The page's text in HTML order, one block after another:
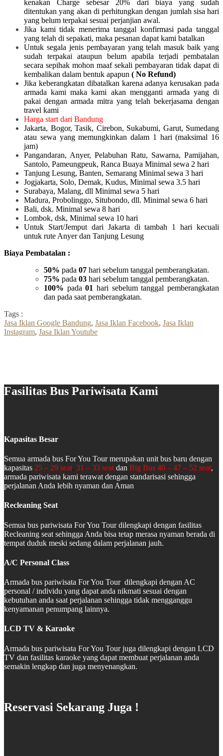
kenakan Charge sebesar 20% dari biaya yang sudah
ditentukan yang akan di perhitungkan dengan jumlah sisa hari
yang belum terpakai sesuai perjanjian awal.
Jika kami tidak menerima tanggal konfirmasi pada tanggal
yang telah di sepakati, maka pesanan dapat kami batalkan
Untuk segala jenis pembayaran yang telah masuk baik yang
sudah terpakai ataupun belum apabila terjadi pembatalan
secara sepihak mohon maaf sekali pembayaran tidak dapat di
kembalikan dalam bentuk apapun ( No Refund)
Jika keberangkatan dibatalkan karena adanya kerusakan pada
armada kami maka kami akan mengganti armada yang di
pakai dengan armada mitra yang telah bekerjasama dengan
travel kami
Harga start dari Bandung
Jakarta, Bogor, Tasik, Cirebon, Sukabumi, Garut, Sumedang
atau sewa yang memungkinkan dalam 1 hari (maksimal 16
jam)
Pangandaran, Anyer, Pelabuhan Ratu, Sawarna, Pamijahan,
Santolo, Pameungpeuk, Ranca Buaya Minimal sewa 2 hari
Tanjung Lesung, Banten, Semarang Minimal sewa 3 hari
Jogjakarta, Solo, Demak, Kudus, Minimal sewa 3.5 hari
Surabaya, Malang, dll Minimal sewa 5 hari
Madura, Probolinggo, Situbondo, dll. Minimal sewa 6 hari
Bali, dsk. Minimal sewa 8 hari
Lombok, dsk, Minimal sewa 10 hari
Untuk Start/Jemput dari Jakarta di tambah 1 hari kecuali
untuk rute Anyer dan Tanjung Lesung
Biaya Pembatalan :
50% pada 07 hari sebelum tanggal pemberangkatan.
75% pada 03 hari sebelum tanggal pemberangkatan.
100% pada01 hari sebelum tanggal pemberangkatan
dan pada saat pemberangkatan.
Tags :
Jasa Iklan Google Bandung, Jasa Iklan Facebook, Jasa Iklan
Instagram, Jasa Iklan Youtube
Fasilitas Bus Pariwisata Kami
Kapasitas Besar
Semua armada bus For You Tour merupakan unit bus baru dengan
kapasitas 25 – 29 seat, 31 – 33 seat dan Big Bus 40 – 47 – 52 seat,
armada pariwisata kami terawat dengan standarisasi sehingga
perjalanan Anda lebih nyaman dan Aman
Recleaning Seat
Semua bus pariwisata For You Tour dilengkapi dengan fasilitas
Recleaning seat sehingga Anda bisa tetap merasa nyaman berada di
tempat duduk meski sedang dalam perjalanan jauh.
A/C Personal Class
Armada bus pariwisata For You Tour dilengkapi dengan AC
personal / individu yang dapat anda nikmati sesuai dengan
kebutuhan anda saat perjalanan sehingga tidak mengganggu
kenyamanan penumpang lainnya.
LCD TV & Karaoke
Armada bus pariwisata For You Tour juga dilengkapi dengan LCD
TV dan fasilitas karaoke yang dapat membuat perjalanan anda
semakin lengkap dan juga menyenangkan.
Reservasi Sekarang Juga !